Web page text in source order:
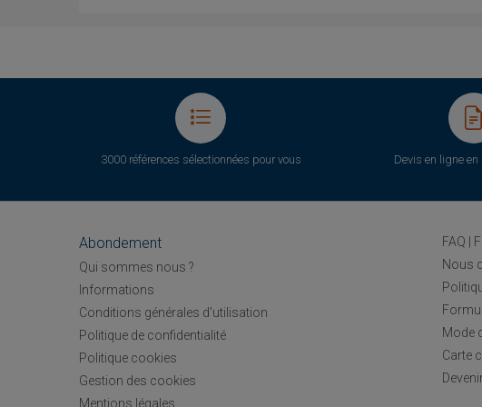
3000 références sélectionnées pour vous Devis en ligne
Abondement
Qui sommes nous ?
Informations
Conditions générales d'utilisation
Politique de confidentialité
Politique cookies
Gestion des cookies
Mentions légales
FAQ |
Nous
Mode
Carte